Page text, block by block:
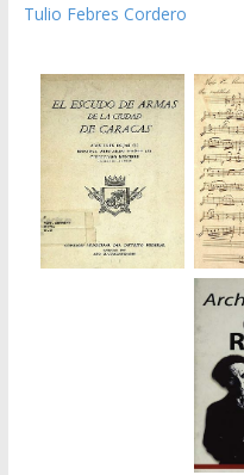
Tulio Febres Cordero